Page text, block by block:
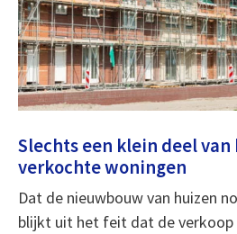
Slechts een klein deel
verkochte woningen
Dat de nieuwbouw van huizen
blijkt uit het feit dat de verkoop